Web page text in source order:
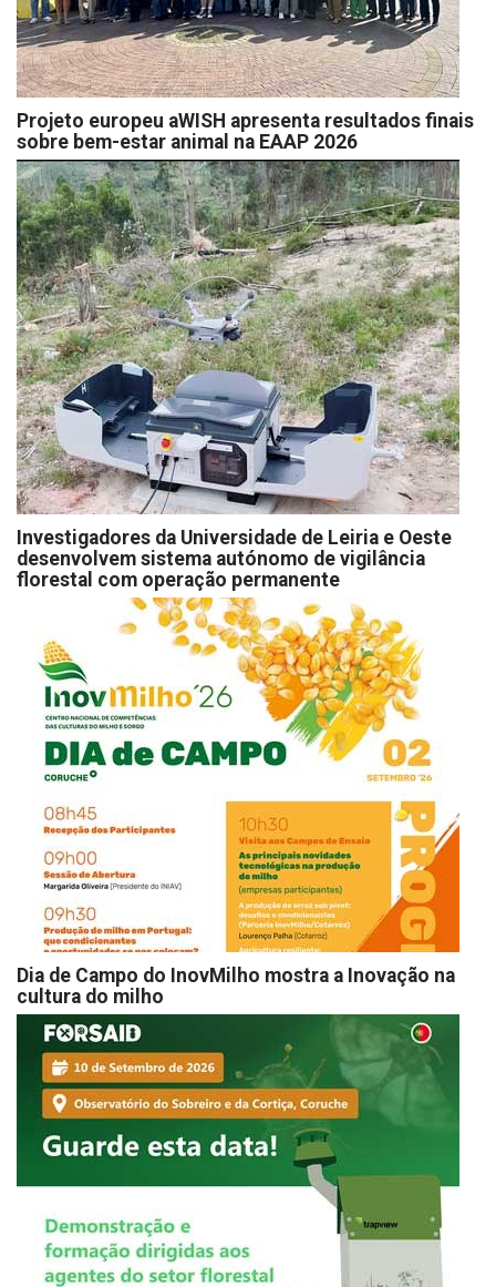
Projeto europeu aWISH apresenta resultados finais
sobre bem-estar animal na EAAP 2026
Investigadores da Universidade de Leiria e Oeste
desenvolvem sistema autónomo de vigilância
florestal com operação permanente
Dia de Campo do InovMilho mostra a Inovação na
cultura do milho